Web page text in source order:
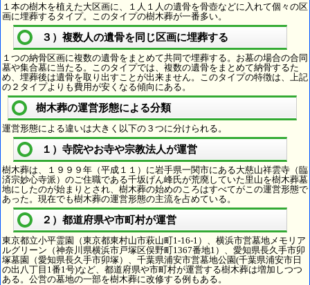
１本の樹木を植えた大区画に、１人１人の遺骨を骨壺などに入れて個々の区
画に埋葬するタイプ。このタイプの樹木葬が一番多い。
３）複数人の遺骨を同じ区画に埋葬する
１つの納骨区画に複数の遺骨をまとめて共同で埋葬する。お墓の場合の合同
墓や集合墓に当たる。このタイプでは、複数の遺骨をまとめて納骨するた
め、埋葬後は遺骨を取り出すことが出来ません。このタイプの特徴は、上記
の２タイプよりも費用が安くなる傾向にある。
樹木葬の運営形態による分類
運営形態による違いは大きく以下の３つに分けられる。
１）寺院やお寺や宗教法人が運営
樹木葬は、１９９９年（平成１１）に岩手県一関市にある大慈山祥雲寺（臨
済宗妙心寺派）のご住職である千坂げん峰氏が荒廃していた里山を樹木葬墓
地にしたのが始まりとされ、樹木葬の始めのころはすべてがこの運営形態で
あった。現在でも樹木葬の運営形態の主流を占めている。
２）都道府県や市町村が運営
東京都立小平霊園（東京都東村山市萩山町1-16-1）、横浜市営墓地メモリア
ルグリーン（神奈川県横浜市戸塚区俣野町1367番地1）、愛知県長久手市卯
塚墓園（愛知県長久手市卯塚）、千葉県浦安市営墓地公園(千葉県浦安市日
の出八丁目1番1号)など、都道府県や市町村が運営する樹木葬は増加しつつ
ある。公営の墓地の一部を樹木葬に改修する例もある。